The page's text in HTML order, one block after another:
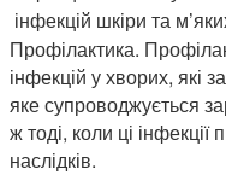
 інфекцій шкіри та
Профілактика.
інфекцій у хворих, які
яке супроводжується
ж тоді, коли ці
наслідків.